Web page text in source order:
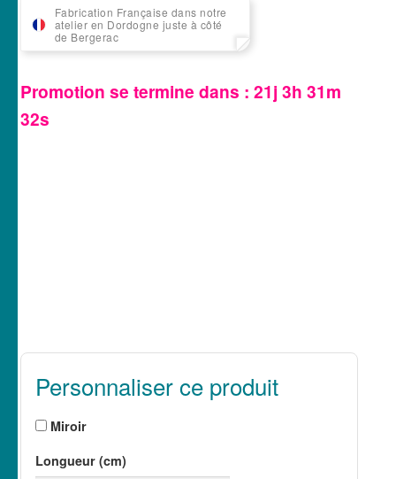
Fabrication Française dans notre
atelier en Dordogne juste à côté
de Bergerac
Promotion se termine dans : 21j 3h 31m
31s
Personnaliser ce produit
Miroir
Longueur (cm)